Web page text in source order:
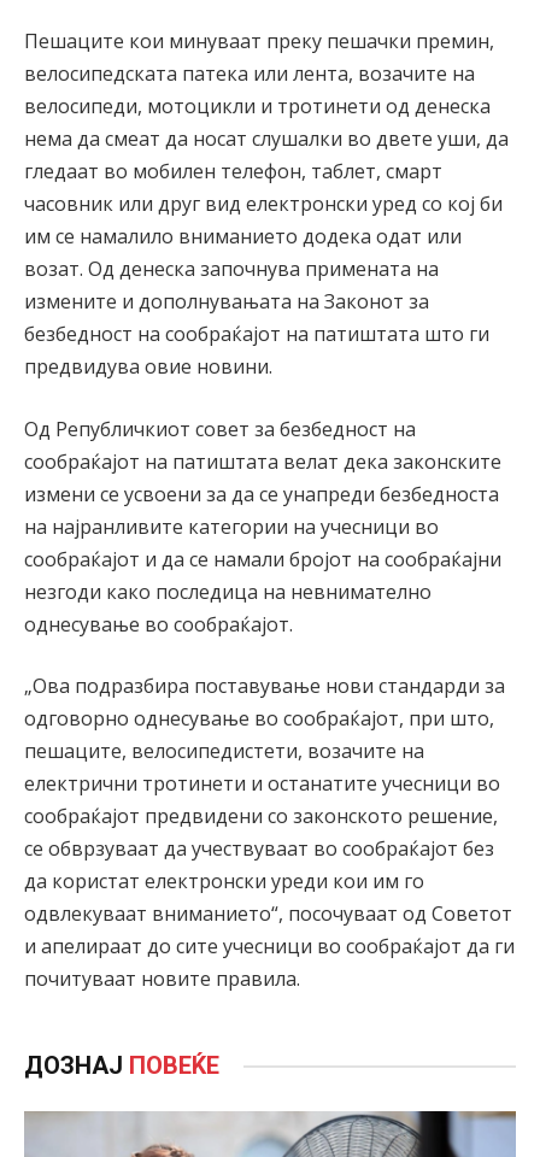
Пешаците кои минуваат преку пешачки премин,
велосипедската патека или лента, возачите на
велосипеди, мотоцикли и тротинети од денеска
нема да смеат да носат слушалки во двете уши, да
гледаат во мобилен телефон, таблет, смарт
часовник или друг вид електронски уред со кој би
им се намалило вниманието додека одат или
возат. Од денеска започнува примената на
измените и дополнувањата на Законот за
безбедност на сообраќајот на патиштата што ги
предвидува овие новини.
Од Републичкиот совет за безбедност на
сообраќајот на патиштата велат дека законските
измени се усвоени за да се унапреди безбедноста
на најранливите категории на учесници во
сообраќајот и да се намали бројот на сообраќајни
незгоди како последица на невнимателно
однесување во сообраќајот.
„Ова подразбира поставување нови стандарди за
одговорно однесување во сообраќајот, при што,
пешаците, велосипедистети, возачите на
електрични тротинети и останатите учесници во
сообраќајот предвидени со законското решение,
се обврзуваат да учествуваат во сообраќајот без
да користат електронски уреди кои им го
одвлекуваат вниманието“, посочуваат од Советот
и апелираат до сите учесници во сообраќајот да ги
почитуваат новите правила.
ДОЗНАЈ ПОВЕЌЕ